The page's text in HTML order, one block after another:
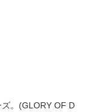
。(GLORY OF D